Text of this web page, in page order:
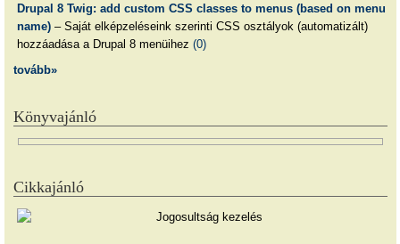
Drupal 8 Twig: add custom CSS classes to menus (based on menu
name)– Saját elképzeléseink szerinti CSS osztályok (automatizált)
hozzáadása a Drupal 8 menüihez (0)
tovább»
Könyvajánló
Cikkajánló